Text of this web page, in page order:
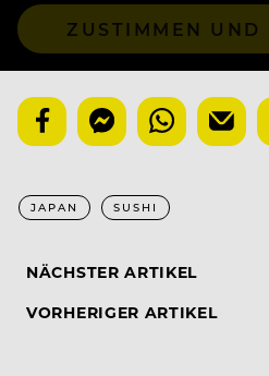
ZUSTIMMEN UND
JAPAN SUSHI
NÄCHSTER ARTIKEL
VORHERIGER ARTIKEL